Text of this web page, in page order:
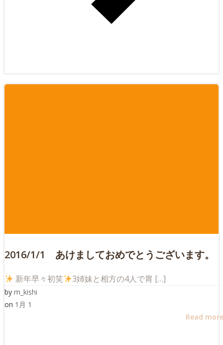
2016/1/1 あけましておめでとうございます。
新年早々初笑 3姉妹と相方の4人で胃 […]
by m_kishi
on 1月 1
Read more